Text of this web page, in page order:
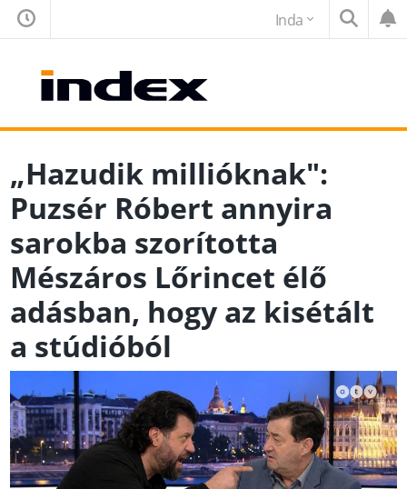
Inda
„Hazudik millióknak":
Puzsér Róbert annyira
sarokba szorította
Mészáros Lőrincet élő
adásban, hogy az kisétált
a stúdióból